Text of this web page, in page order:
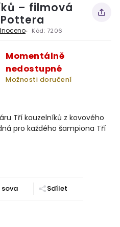
– filmová
Kód: 7206
Momentálně
nedostupné
Možnosti doručení
Tří kouzelníků z kovového
pro každého šampiona Tří
Sdílet